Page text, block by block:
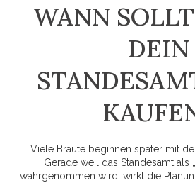
WANN
DEIN
Viele Bräute beginnen später mit
Gerade weil das Standesamt als
wahrgenommen wird, wirkt die